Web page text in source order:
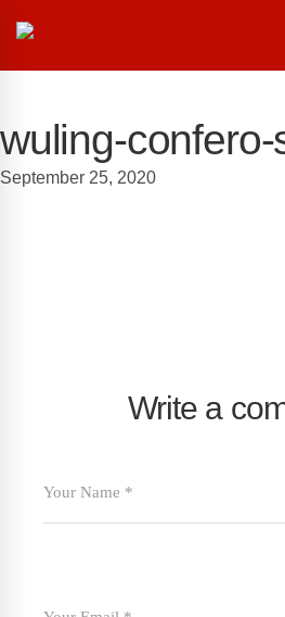
wuling-
September 25, 2020
Write a